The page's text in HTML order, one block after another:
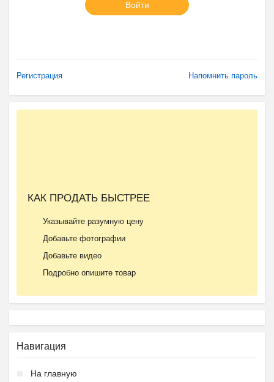
Войти
Регистрация Напомнить пароль
КАК ПРОДАТЬ БЫСТРЕЕ
Указывайте разумную цену
Добавьте фотографии
Добавьте видео
Подробно опишите товар
Навигация
На главную